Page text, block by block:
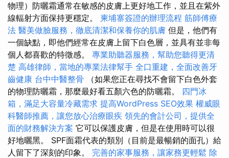
物理）防曬霜通常在敏感的皮膚上更好地工作，並且在紫外
線輻射方面保持更穩定。 柬埔寨簽證的辦理流程 筋師傅療
法 醫美做臉服務，徹底清潔和保養你的肌膚 但是，他們有
一個缺點，即他們經常在皮膚上留下白色層，並具有並非每
個人都喜歡的特徵感。 專業助聽器服務，幫助您聽得更清
楚 高雄律師，當地的專業法律幫手 全口重建，全面改善牙
齒健康 台中中醫整骨
（如果您正在尋找不會留下白色外套
的物理防曬霜，那麼最好看五顏六色的防曬霜。 四門冰
箱，滿足大容量冷藏需求 提高WordPress SEO效果 權威眼
科醫師推薦，讓您放心治療眼疾 領先的會計公司，提供全
面的財務解決方案 它可以保護皮膚，但是在使用時可以很
好地曬黑。 SPF面霜代表的類別（目前是最暢銷的面孔）給
人留下了深刻的印象。 完善的家事服務，讓家務更輕鬆 除